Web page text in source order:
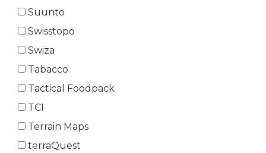
Suunto
Swisstopo
Swiza
Tabacco
Tactical Foodpack
TCI
Terrain Maps
terraQuest